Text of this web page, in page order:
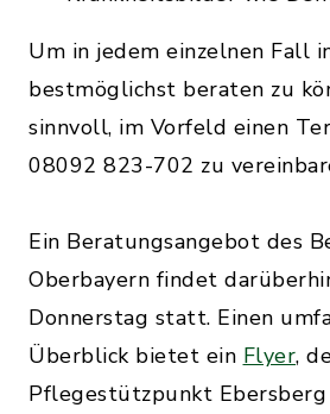
Um in jedem einzelnen Fall
bestmöglichst beraten zu
sinnvoll, im Vorfeld einen
08092 823-702 zu
Ein Beratungsangebot des
Oberbayern findet
Donnerstag statt. Einen
Überblick bietet ein Flyer,
Pflegestützpunkt